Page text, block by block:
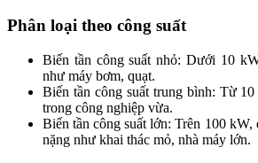
Phân loại theo công suất
Biến tần công suất nhỏ: Dưới 10
như máy bơm, quạt.
Biến tần công suất trung bình: Từ
trong công nghiệp vừa.
Biến tần công suất lớn: Trên 100
nặng như khai thác mỏ, nhà máy lớn.